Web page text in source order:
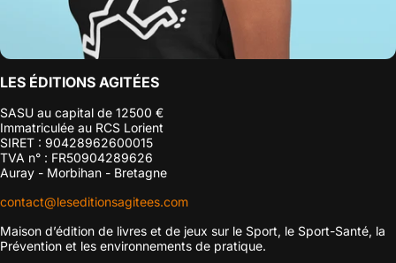
LES ÉDITIONS AGITÉES
SASU au capital de 12500 €
Immatriculée au RCS Lorient
SIRET : 90428962600015
TVA n° : FR50904289626
Auray - Morbihan - Bretagne
contact@leseditionsagitees.com
Maison d’édition de livres et de jeux sur le Sport, le Sport-Santé, la
Prévention et les environnements de pratique.